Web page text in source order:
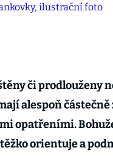
či prodlouženy
alespoň
opatřeními.
orientuje a